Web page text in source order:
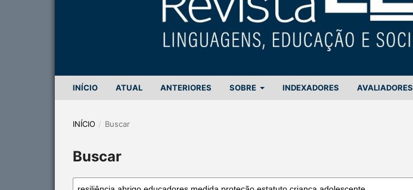
INÍCIO ATUAL ANTERIORES SOBRE INDEXADORES AVALIADORES
INÍCIO / Buscar
Buscar